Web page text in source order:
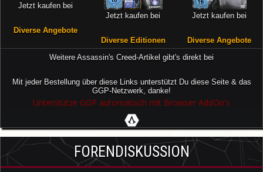
Jetzt kaufen bei
Diverse Angebote
Jetzt kaufen bei
Diverse Editionen
Jetzt kaufen bei
Diverse Angebote
Weitere Assassin's Creed-Artikel gibt's direkt bei
Mit jeder Bestellung über diese Links unterstützt Du diese Seite & das
GGP-Netzwerk, danke!
Unterstütze GGP automatisch mit Browser AddOn's
FORENDISKUSSION